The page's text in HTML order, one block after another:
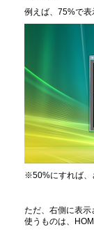
例えば、75%で
※50%にすれば、
ただ、右側に表
使うものは、